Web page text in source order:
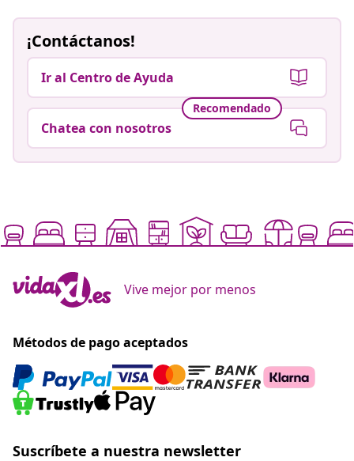
¡Contáctanos!
Ir al Centro de Ayuda
Recomendado
Chatea con nosotros
Vive mejor por menos
Métodos de pago aceptados
Suscríbete a nuestra newsletter